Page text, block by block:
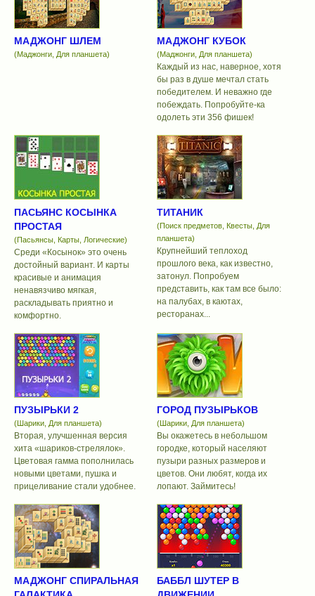
МАДЖОНГ ШЛЕМ
(Маджонги, Для планшета)
МАДЖОНГ КУБОК
(Маджонги, Для планшета)
Каждый из нас, наверное, хотя
бы раз в душе мечтал стать
победителем. И неважно где
побеждать. Попробуйте-ка
одолеть эти 356 фишек!
ПАСЬЯНС КОСЫНКА
ПРОСТАЯ
(Пасьянсы, Карты, Логические)
Среди «Косынок» это очень
достойный вариант. И карты
красивые и анимация
ненавязчиво мягкая,
раскладывать приятно и
комфортно.
ТИТАНИК
(Поиск предметов, Квесты, Для
планшета)
Крупнейший теплоход
прошлого века, как известно,
затонул. Попробуем
представить, как там все было:
на палубах, в каютах,
ресторанах...
ПУЗЫРЬКИ 2
(Шарики, Для планшета)
Вторая, улучшенная версия
хита «шариков-стрелялок».
Цветовая гамма пополнилась
новыми цветами, пушка и
прицеливание стали удобнее.
ГОРОД ПУЗЫРЬКОВ
(Шарики, Для планшета)
Вы окажетесь в небольшом
городке, который населяют
пузыри разных размеров и
цветов. Они любят, когда их
лопают. Займитесь!
МАДЖОНГ СПИРАЛЬНАЯ
БАББЛ ШУТЕР В